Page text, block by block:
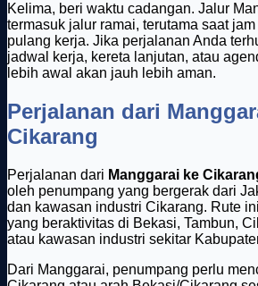
Kelima, beri waktu cadangan. Jalur
termasuk jalur ramai, terutama saat
pulang kerja. Jika perjalanan Anda
jadwal kerja, kereta lanjutan, atau
lebih awal akan jauh lebih aman.
Perjalanan dari
Cikarang
Perjalanan dari Manggarai ke
oleh penumpang yang bergerak dari
dan kawasan industri Cikarang. Rute
yang beraktivitas di Bekasi, Tambun,
atau kawasan industri sekitar
Dari Manggarai, penumpang perlu